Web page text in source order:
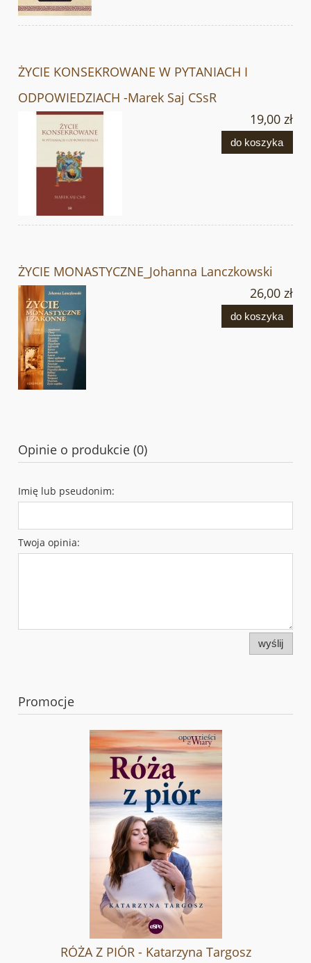
ŻYCIE KONSEKROWANE W PYTANIACH I
ODPOWIEDZIACH -Marek Saj CSsR
19,00 zł
do koszyka
ŻYCIE MONASTYCZNE_Johanna Lanczkowski
26,00 zł
do koszyka
Opinie o produkcie (0)
Imię lub pseudonim:
Twoja opinia:
wyślij
Promocje
RÓŻA Z PIÓR - Katarzyna Targosz